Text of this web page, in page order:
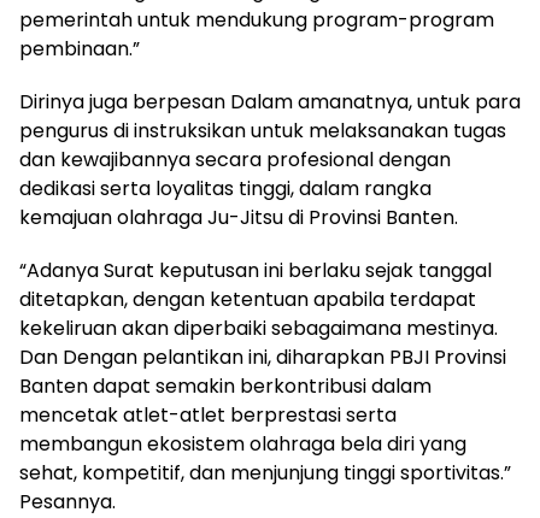
pemerintah untuk mendukung program-program
pembinaan.”
Dirinya juga berpesan Dalam amanatnya, untuk para
pengurus di instruksikan untuk melaksanakan tugas
dan kewajibannya secara profesional dengan
dedikasi serta loyalitas tinggi, dalam rangka
kemajuan olahraga Ju-Jitsu di Provinsi Banten.
“Adanya Surat keputusan ini berlaku sejak tanggal
ditetapkan, dengan ketentuan apabila terdapat
kekeliruan akan diperbaiki sebagaimana mestinya.
Dan Dengan pelantikan ini, diharapkan PBJI Provinsi
Banten dapat semakin berkontribusi dalam
mencetak atlet-atlet berprestasi serta
membangun ekosistem olahraga bela diri yang
sehat, kompetitif, dan menjunjung tinggi sportivitas.”
Pesannya.